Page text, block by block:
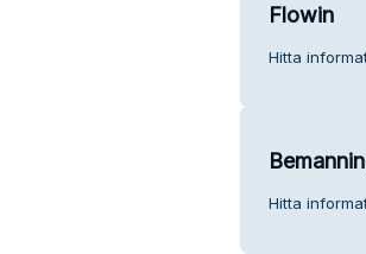
Flowin
Hitta
Hitta